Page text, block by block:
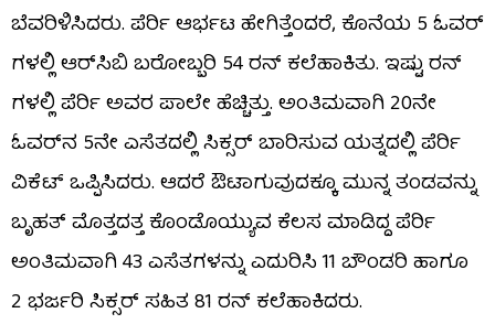
ಬೆವರಿಳಿಸಿದರು. ಪೆರ್ರಿ ಆರ್ಭಟ ಹೇಗಿತ್ತೆಂದರೆ, ಕೊನೆಯ 5 ಓವರ್​
ಗಳಲ್ಲಿ ಆರ್​ಸಿಬಿ ಬರೋಬ್ಬರಿ 54 ರನ್ ಕಲೆಹಾಕಿತು. ಇಷ್ಟು ರನ್​
ಗಳಲ್ಲಿ ಪೆರ್ರಿ ಅವರ ಪಾಲೇ ಹೆಚ್ಚಿತ್ತು. ಅಂತಿಮವಾಗಿ 20ನೇ
ಓವರ್​ನ 5ನೇ ಎಸೆತದಲ್ಲಿ ಸಿಕ್ಸರ್ ಬಾರಿಸುವ ಯತ್ನದಲ್ಲಿ ಪೆರ್ರಿ
ವಿಕೆಟ್ ಒಪ್ಪಿಸಿದರು. ಆದರೆ ಔಟಾಗುವುದಕ್ಕೂ ಮುನ್ನ ತಂಡವನ್ನು
ಬೃಹತ್ ಮೊತ್ತದತ್ತ ಕೊಂಡೊಯ್ಯುವ ಕೆಲಸ ಮಾಡಿದ್ದ ಪೆರ್ರಿ
ಅಂತಿಮವಾಗಿ 43 ಎಸೆತಗಳನ್ನು ಎದುರಿಸಿ 11 ಬೌಂಡರಿ ಹಾಗೂ
2 ಭರ್ಜರಿ ಸಿಕ್ಸರ್ ಸಹಿತ 81 ರನ್ ಕಲೆಹಾಕಿದರು.